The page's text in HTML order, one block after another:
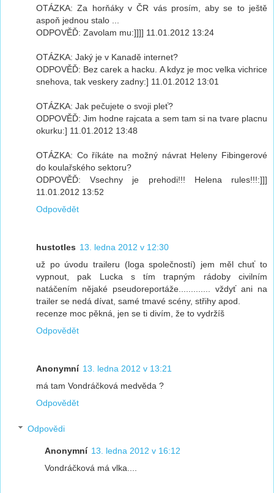
OTÁZKA: Za horňáky v ČR vás prosím, aby se to ještě
aspoň jednou stalo ...
ODPOVĚĎ: Zavolam mu:]]]] 11.01.2012 13:24
OTÁZKA: Jaký je v Kanadě internet?
ODPOVĚĎ: Bez carek a hacku. A kdyz je moc velka vichrice
snehova, tak veskery zadny:] 11.01.2012 13:01
OTÁZKA: Jak pečujete o svoji pleť?
ODPOVĚĎ: Jim hodne rajcata a sem tam si na tvare placnu
okurku:] 11.01.2012 13:48
OTÁZKA: Co říkáte na možný návrat Heleny Fibingerové
do koulařského sektoru?
ODPOVĚĎ: Vsechny je prehodi!!! Helena rules!!!:]]]
11.01.2012 13:52
Odpovědět
hustotles 13. ledna 2012 v 12:30
už po úvodu traileru (loga společností) jem měl chuť to
vypnout, pak Lucka s tím trapným rádoby civilním
natáčením nějaké pseudoreportáže............. vždyť ani na
trailer se nedá dívat, samé tmavé scény, střihy apod.
recenze moc pěkná, jen se ti divím, že to vydržíš
Odpovědět
Anonymní 13. ledna 2012 v 13:21
má tam Vondráčková medvěda ?
Odpovědět
Odpovědi
Anonymní 13. ledna 2012 v 16:12
Vondráčková má vlka....